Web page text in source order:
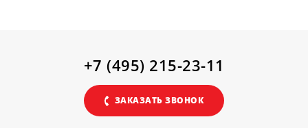
+7 (495) 215-23-11
ЗАКАЗАТЬ ЗВОНОК